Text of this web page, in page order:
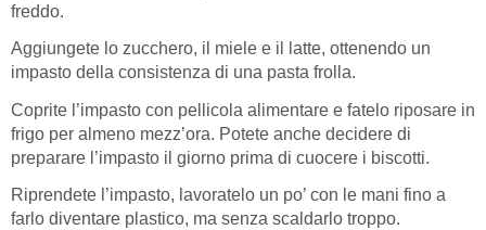
freddo.
Aggiungete lo zucchero, il miele e il latte, ottenendo un
impasto della consistenza di una pasta frolla.
Coprite l’impasto con pellicola alimentare e fatelo riposare in
frigo per almeno mezz’ora. Potete anche decidere di
preparare l’impasto il giorno prima di cuocere i biscotti.
Riprendete l’impasto, lavoratelo un po’ con le mani fino a
farlo diventare plastico, ma senza scaldarlo troppo.